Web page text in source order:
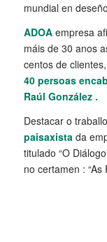
mundial en
ADOAempresa
máis de 30 anos
centos de
40 persoas
Raúl González .
Destacar o
paisaxistada
titulado “O
no certamen : “As